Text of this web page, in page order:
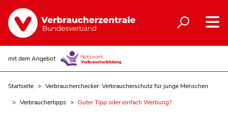
mit dem Angebot
Startseite
Verbraucherchecker: Verbraucherschutz für junge Menschen
Verbrauchertipps
Guter Tipp oder einfach Werbung?